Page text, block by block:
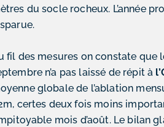
du socle rocheux. L’année
fil des mesures on constate que
n’a pas laissé de répit à
globale de l’ablation
certes deux fois moins
mois d’août. Le bilan